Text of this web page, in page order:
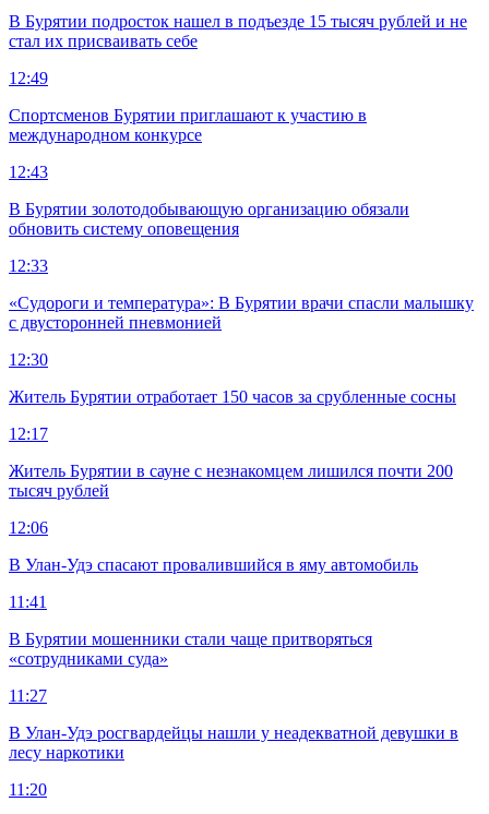
В Бурятии подросток нашел в подъезде 15 тысяч рублей и не
стал их присваивать себе
12:49
Спортсменов Бурятии приглашают к участию в
международном конкурсе
12:43
В Бурятии золотодобывающую организацию обязали
обновить систему оповещения
12:33
«Судороги и температура»: В Бурятии врачи спасли малышку
с двусторонней пневмонией
12:30
Житель Бурятии отработает 150 часов за срубленные сосны
12:17
Житель Бурятии в сауне с незнакомцем лишился почти 200
тысяч рублей
12:06
В Улан-Удэ спасают провалившийся в яму автомобиль
11:41
В Бурятии мошенники стали чаще притворяться
«сотрудниками суда»
11:27
В Улан-Удэ росгвардейцы нашли у неадекватной девушки в
лесу наркотики
11:20